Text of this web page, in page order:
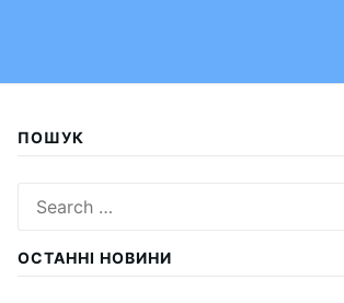
ПОШУК
for:
ОСТАННІ НОВИНИ